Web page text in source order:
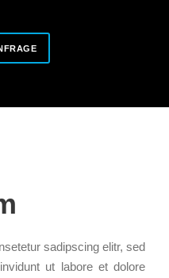
sadipscing elitr, sed
ut labore et dolore